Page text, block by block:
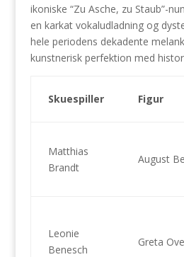
ikoniske “Zu Asche, zu Staub”-
en karkat vokaludladning og
hele periodens dekadente
kunstnerisk perfektion med
Skuespiller Figur
Matthias
Brandt
August
Leonie
Benesch
Greta